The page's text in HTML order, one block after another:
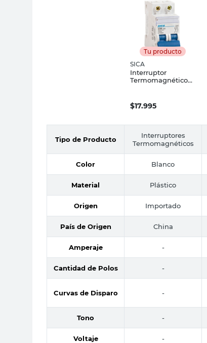
Tu producto
SICA
Interruptor
Termomagnético
$17.995
Tipo de Producto
Interruptores
Termomagnéticos
Color Blanco
Material Plástico
Origen Importado
País de Origen China
Amperaje -
Cantidad de Polos -
Curvas de Disparo -
Tono -
Voltaje -